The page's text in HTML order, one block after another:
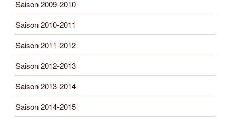
Saison 2009-2010
Saison 2010-2011
Saison 2011-2012
Saison 2012-2013
Saison 2013-2014
Saison 2014-2015